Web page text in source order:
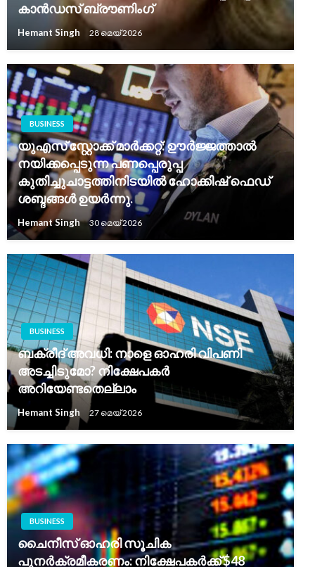
കാൻഡസ് ബ്രൗണിംഗ്
Hemant Singh 28 മെയ്‌ 2026
BUSINESS
യുഎസ് സ്റ്റോക്ക് മാർക്കറ്റ്: ഊർജ്ജത്താൽ
നയിക്കപ്പെടുന്ന പണപ്പെരുപ്പ
കുതിച്ചുചാട്ടത്തിനിടയിൽ ഹോക്കിഷ് ഫെഡ്
ശബ്ദങ്ങൾ ഉയർന്നു.
Hemant Singh 30 മെയ്‌ 2026
BUSINESS
ബക്രീദ് അവധി: നാളെ ഓഹരി വിപണി
അടച്ചിടുമോ? നിക്ഷേപകർ
അറിയേണ്ടതെല്ലാം
Hemant Singh 27 മെയ്‌ 2026
BUSINESS
ചൈനീസ് ഓഹരി സൂചിക
പുനർക്രമീകരണം: നിക്ഷേപകർക്ക് $48